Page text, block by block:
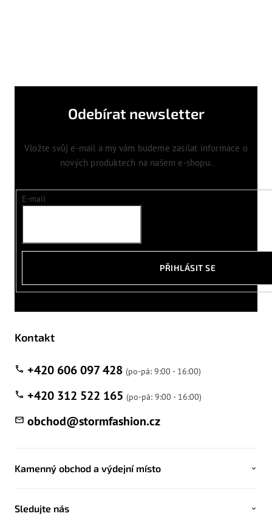
Odebírat newsletter
Vložte svůj e-mail a my vám budeme zasílat informace o
nových produktech na našem e-shopu.
E-mail
PŘIHLÁSIT SE
Kontakt
obchod@stormfashion.cz
+420 606 097 428
+420 312 522 165
Kamenný obchod a výdejní místo
Sledujte nás